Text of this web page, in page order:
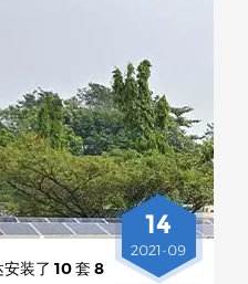
14
2021-09
装了 10 套 8